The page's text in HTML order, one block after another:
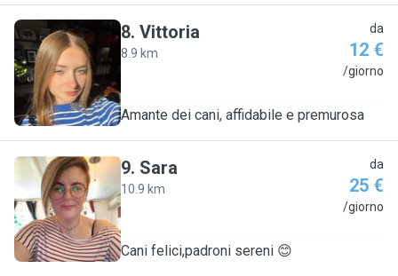
V
8. Vittoria
8.9 km
da
12 €
/giorno
Amante dei cani, affidabile e premurosa
S
9. Sara
10.9 km
da
25 €
/giorno
Cani felici,padroni sereni 😊